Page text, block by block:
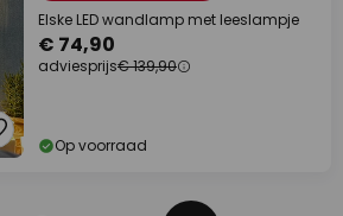
Elske LED wandlamp met leeslampje
€ 74,90
adviesprijs€ 139,90
Op voorraad